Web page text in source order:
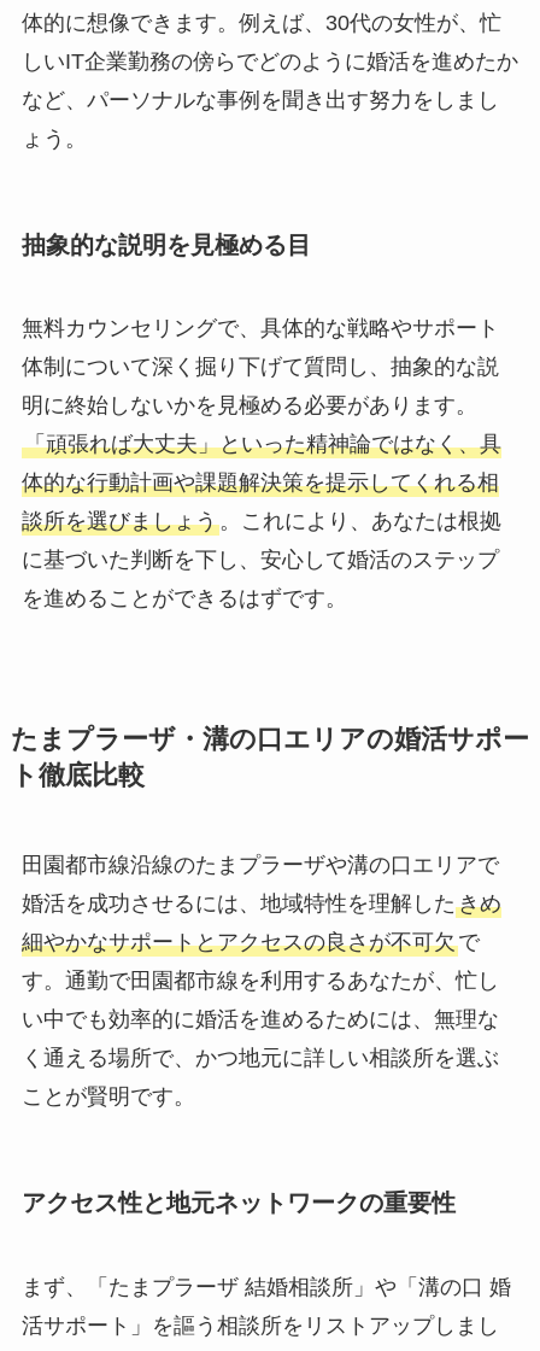
体的に想像できます。例えば、30代の女性が、忙
しいIT企業勤務の傍らでどのように婚活を進めたか
など、パーソナルな事例を聞き出す努力をしまし
ょう。
抽象的な説明を見極める目
無料カウンセリングで、具体的な戦略やサポート
体制について深く掘り下げて質問し、抽象的な説
明に終始しないかを見極める必要があります。
「頑張れば大丈夫」といった精神論ではなく、具
体的な行動計画や課題解決策を提示してくれる相
談所を選びましょう。これにより、あなたは根拠
に基づいた判断を下し、安心して婚活のステップ
を進めることができるはずです。
たまプラーザ・溝の口エリアの婚活サポー
ト徹底比較
田園都市線沿線のたまプラーザや溝の口エリアで
婚活を成功させるには、地域特性を理解したきめ
細やかなサポートとアクセスの良さが不可欠で
す。通勤で田園都市線を利用するあなたが、忙し
い中でも効率的に婚活を進めるためには、無理な
く通える場所で、かつ地元に詳しい相談所を選ぶ
ことが賢明です。
アクセス性と地元ネットワークの重要性
まず、「たまプラーザ 結婚相談所」や「溝の口 婚
活サポート」を謳う相談所をリストアップしまし